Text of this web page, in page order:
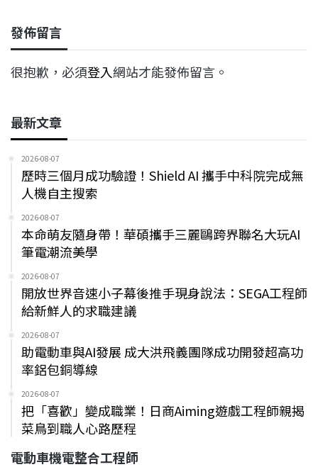
發佈留言
很抱歉，必須登入網站才能發佈留言。
最新文章
2026-08-07
歷時三個月成功驗證！Shield AI 攜手中科院完成無
人機自主搜索
2026-08-07
本命萌友隨身帶！華碩攜手三麗鷗跨界聯名大玩AI
筆電潮流美學
2026-08-07
開放世界音速小子幕後推手現身說法：SEGA工程師
給新鮮人的求職建議
2026-08-07
助電動車與AI發展 成大洪飛義團隊成功開發超高功
率鋁包銅導線
2026-08-07
把「喜歡」變成職業！日商Aiming遊戲工程師親揭
菜鳥到職人心路歷程
電動車機電整合工程師